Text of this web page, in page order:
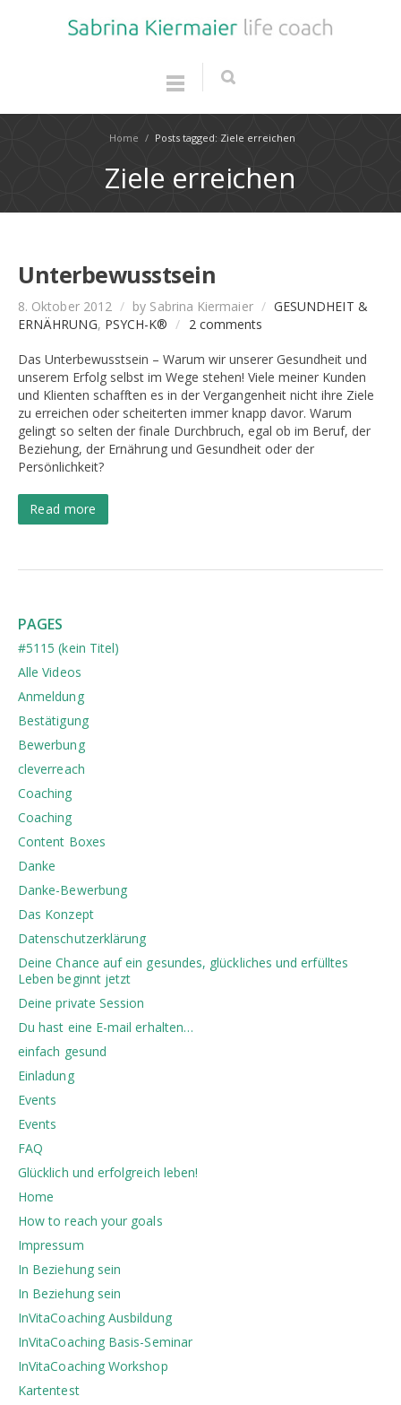
Home / Posts tagged: Ziele erreichen
Ziele erreichen
Unterbewusstsein
8. Oktober 2012 / by Sabrina Kiermaier / GESUNDHEIT &
ERNÄHRUNG, PSYCH-K® / 2 comments
Das Unterbewusstsein – Warum wir unserer Gesundheit und
unserem Erfolg selbst im Wege stehen! Viele meiner Kunden
und Klienten schafften es in der Vergangenheit nicht ihre Ziele
zu erreichen oder scheiterten immer knapp davor. Warum
gelingt so selten der finale Durchbruch, egal ob im Beruf, der
Beziehung, der Ernährung und Gesundheit oder der
Persönlichkeit?
Read more
PAGES
#5115 (kein Titel)
Alle Videos
Anmeldung
Bestätigung
Bewerbung
cleverreach
Coaching
Coaching
Content Boxes
Danke
Danke-Bewerbung
Das Konzept
Datenschutzerklärung
Deine Chance auf ein gesundes, glückliches und erfülltes
Leben beginnt jetzt
Deine private Session
Du hast eine E-mail erhalten…
einfach gesund
Einladung
Events
Events
FAQ
Glücklich und erfolgreich leben!
Home
How to reach your goals
Impressum
In Beziehung sein
In Beziehung sein
InVitaCoaching Ausbildung
InVitaCoaching Basis-Seminar
InVitaCoaching Workshop
Kartentest